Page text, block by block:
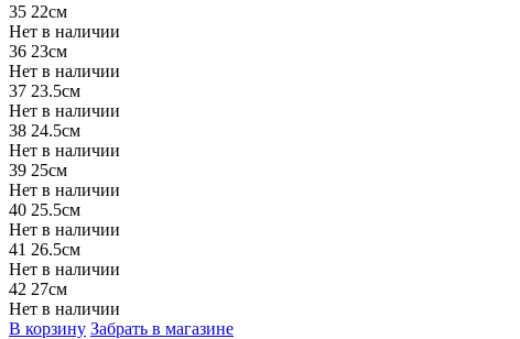
35 22см
Нет в наличии
36 23см
Нет в наличии
37 23.5см
Нет в наличии
38 24.5см
Нет в наличии
39 25см
Нет в наличии
40 25.5см
Нет в наличии
41 26.5см
Нет в наличии
42 27см
Нет в наличии
В корзину Забрать в магазине